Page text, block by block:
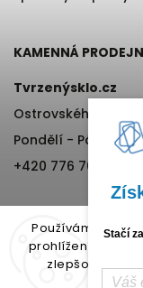
Používáme
prohlížení webu
zlepšovali
KAMENNÁ
Tvrzenýsklo.cz
Ostrovského 971/11,
Pondělí - Pátek,
+420 776 76 70 72
Stačí